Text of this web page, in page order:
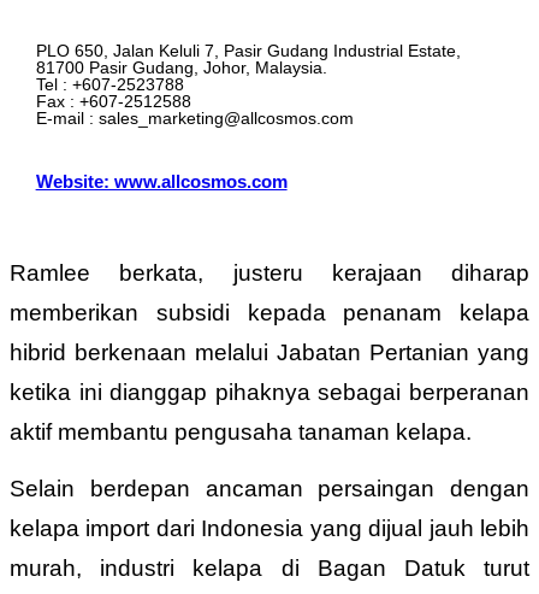
PLO 650, Jalan Keluli 7, Pasir Gudang Industrial Estate,
81700 Pasir Gudang, Johor, Malaysia.
Tel : +607-2523788
Fax : +607-2512588
E-mail : sales_marketing@allcosmos.com
Website: www.allcosmos.com
Ramlee berkata, justeru kerajaan diharap
memberikan subsidi kepada penanam kelapa
hibrid berkenaan melalui Jabatan Pertanian yang
ketika ini dianggap pihaknya sebagai berperanan
aktif membantu pengusaha tanaman kelapa.
Selain berdepan ancaman persaingan dengan
kelapa import dari Indonesia yang dijual jauh lebih
murah, industri kelapa di Bagan Datuk turut